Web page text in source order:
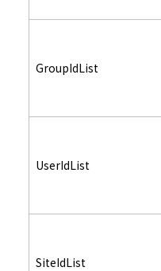
GroupIdList
UserIdList
SiteIdList